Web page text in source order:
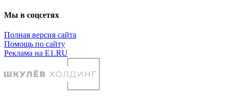
Мы в соцсетях
Полная версия сайта
Помощь по сайту
Реклама на E1.RU